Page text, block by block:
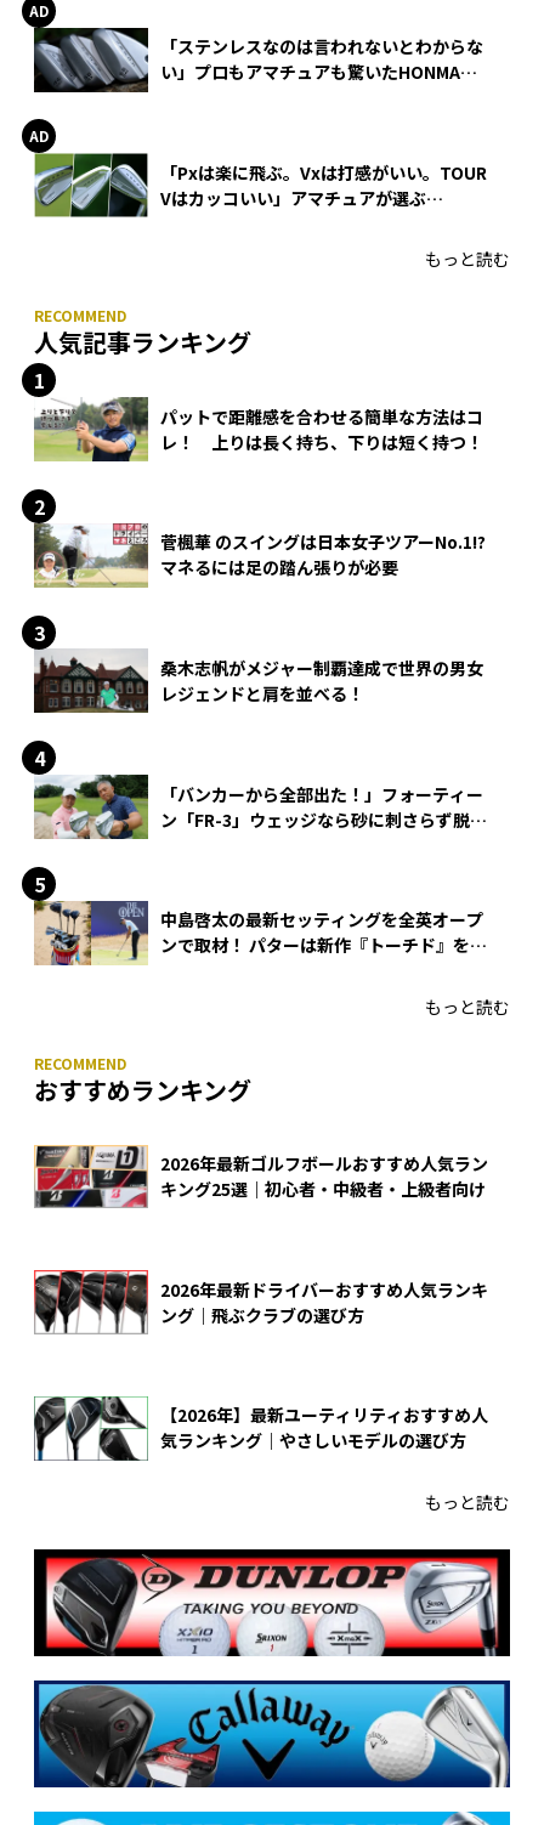
「ステンレスなのは言われないとわからな
い」プロもアマチュアも驚いたHONMA
「Pxは楽に飛ぶ。Vxは打感がいい。TOUR
Vはカッコいい」アマチュアが選ぶ
もっと読む
人気記事ランキング
パットで距離感を合わせる簡単な方法はコ
レ！ 上りは長く持ち、下りは短く持つ！
菅楓華 のスイングは日本女子ツアーNo.1!?
マネるには足の踏ん張りが必要
桑木志帆がメジャー制覇達成で世界の男女
レジェンドと肩を並べる！
「バンカーから全部出た！」フォーティー
ン「FR-3」ウェッジなら砂に刺さらず脱出
中島啓太の最新セッティングを全英オープ
ンで取材！ パターは新作『トーチド』を投
もっと読む
おすすめランキング
2026年最新ゴルフボールおすすめ人気ラン
キング25選｜初心者・中級者・上級者向け
2026年最新ドライバーおすすめ人気ランキ
ング｜飛ぶクラブの選び方
【2026年】最新ユーティリティおすすめ人
気ランキング｜やさしいモデルの選び方
もっと読む